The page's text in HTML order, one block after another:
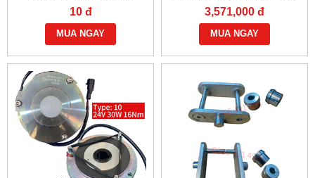
NÂNG ĐIỆN HELI CBD30-
470 BỀN BỈ
10 đ
MUA NGAY
1.2KW- YC2412
3,571,000 đ
MUA NGAY